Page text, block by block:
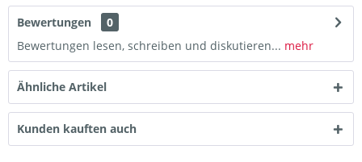
Bewertungen
0
Bewertungen lesen, schreiben und diskutieren... mehr
Ähnliche Artikel
Kunden kauften auch